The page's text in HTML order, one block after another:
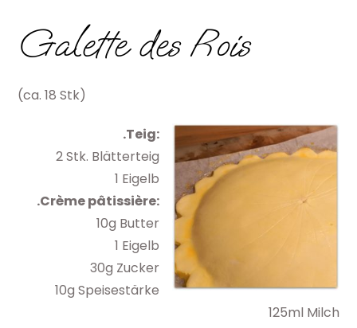
Galette des Rois
(ca. 18 Stk)
.Teig:
2 Stk. Blätterteig
1 Eigelb
.Crème pâtissière:
10g Butter
1 Eigelb
30g Zucker
10g Speisestärke
125ml Milch